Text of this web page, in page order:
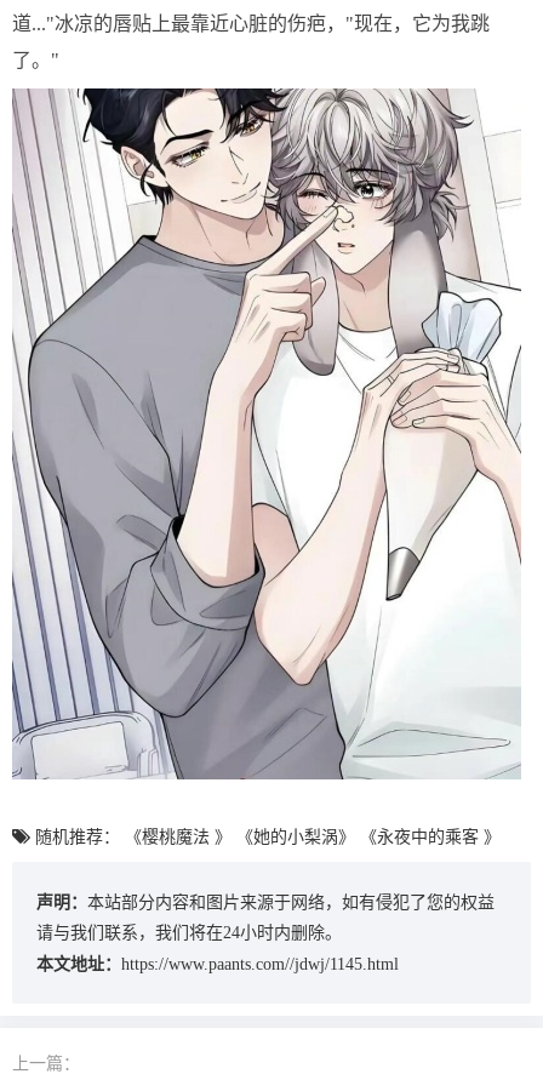
道..."冰凉的唇贴上最靠近心脏的伤疤，"现在，它为我跳
了。"
随机推荐： 《樱桃魔法 》 《她的小梨涡》 《永夜中的乘客 》
声明： 本站部分内容和图片来源于网络，如有侵犯了您的权益
请与我们联系，我们将在24小时内删除。
本文地址： https://www.paants.com//jdwj/1145.html
上一篇：